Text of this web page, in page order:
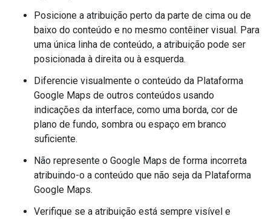
Posicione a atribuição perto da parte de cima ou de
baixo do conteúdo e no mesmo contêiner visual. Para
uma única linha de conteúdo, a atribuição pode ser
posicionada à direita ou à esquerda.
Diferencie visualmente o conteúdo da Plataforma
Google Maps de outros conteúdos usando
indicações da interface, como uma borda, cor de
plano de fundo, sombra ou espaço em branco
suficiente.
Não represente o Google Maps de forma incorreta
atribuindo-o a conteúdo que não seja da Plataforma
Google Maps.
Verifique se a atribuição está sempre visível e